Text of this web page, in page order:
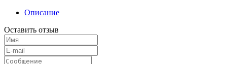
Описание
Оставить отзыв